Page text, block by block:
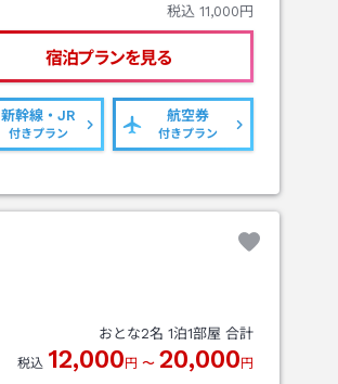
税込 11,000円
宿泊プランを見る
新幹線・JR
付きプラン
航空券
付きプラン
おとな2名 1泊1部屋 合計
税込 12,000 円 〜 20,000 円